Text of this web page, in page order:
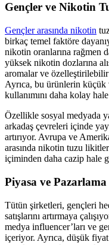
Gençler ve Nikotin
Gençler arasında nikotin
birkaç temel faktöre
nikotin oranlarına rağmen
yüksek nikotin dozlarına
aromalar ve
Ayrıca, bu ürünlerin
kullanımını daha kolay
Özellikle sosyal medyada
arkadaş çevreleri içinde
artırıyor. Avrupa ve
arasında nikotin tuzu
içiminden daha cazip hale
Piyasa ve
Tütün şirketleri, gençleri
satışlarını artırmaya
medya influencer’ları ve
içeriyor. Ayrıca, düşük